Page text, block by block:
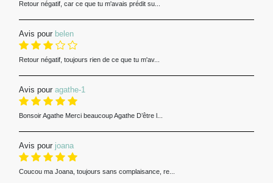
Retour négatif, car ce que tu m'avais prédit su...
Avis pour belen
Retour négatif, toujours rien de ce que tu m'av...
Avis pour agathe-1
Bonsoir Agathe Merci beaucoup Agathe D’être l...
Avis pour joana
Coucou ma Joana, toujours sans complaisance, re...